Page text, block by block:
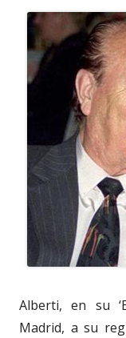
Alberti, en su
Madrid, a su